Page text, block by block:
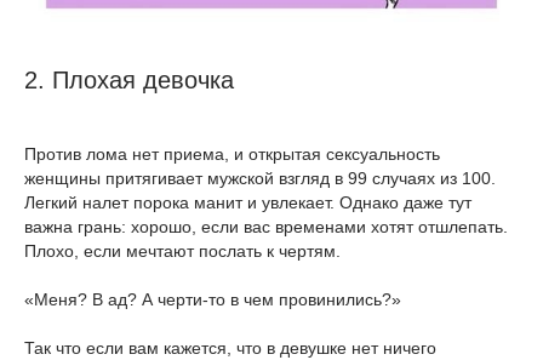
2. Плохая девочка
Против лома нет приема, и открытая сексуальность
женщины притягивает мужской взгляд в 99 случаях из 100.
Легкий налет порока манит и увлекает. Однако даже тут
важна грань: хорошо, если вас временами хотят отшлепать.
Плохо, если мечтают послать к чертям.
«Меня? В ад? А черти-то в чем провинились?»
Так что если вам кажется, что в девушке нет ничего